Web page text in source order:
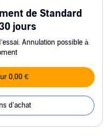
de Standard
jours
Annulation possible à
0,00 €
d'achat